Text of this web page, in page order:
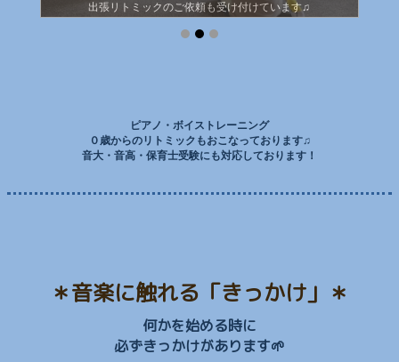
出張リトミックのご依頼も受け付けています♫
ピアノ・ボイストレーニング
０歳からのリトミックもおこなっております♫
音大・音高・保育士受験にも対応しております！
＊音楽に触れる「きっかけ」＊
何かを始める時に
必ずきっかけがあります🌱